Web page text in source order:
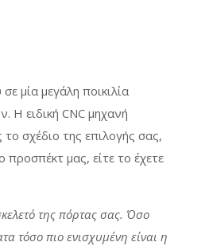
μία μεγάλη ποικιλία
Η ειδική CNC μηχανή
το σχέδιο της επιλογής σας,
προσπέκτ μας, είτε το έχετε
της πόρτας σας. Όσο
τόσο πιο ενισχυμένη είναι η